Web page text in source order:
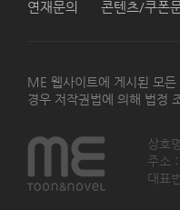
연재문의 콘텐츠/쿠폰
ME 웹사이트에 게시된 모
경우 저작권법에 의해 법정
상호
주소
대표